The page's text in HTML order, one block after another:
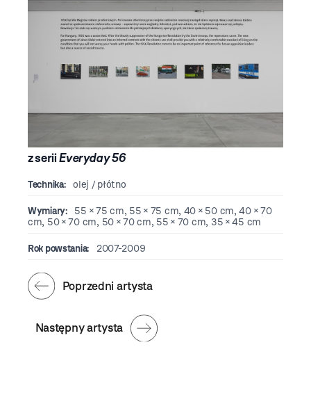
z seriiEveryday 56
Technika: olej / płótno
Wymiary:
55 × 75 cm, 55 × 75 cm, 40 × 50 cm, 40 × 70
cm, 50 × 70 cm, 50 × 70 cm, 55 × 70 cm, 35 × 45 cm
Rok powstania: 2007-2009
Następny artysta
Poprzedni artysta